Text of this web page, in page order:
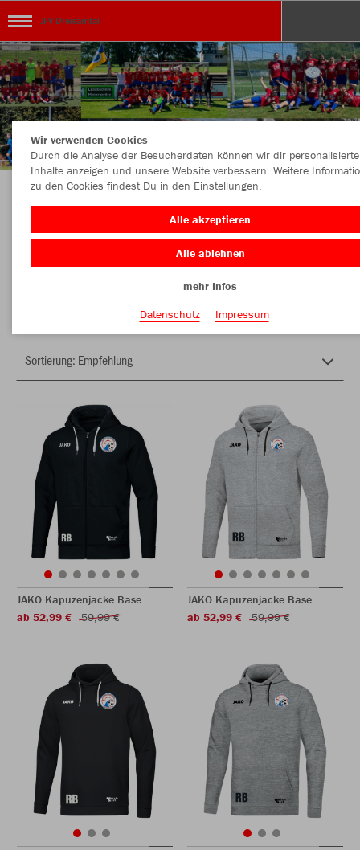
JFV Dreisamtal
Herzlich Willkommen im Teamshop JFV
Dreisamtal
JAKO Kapuzenjacke Base
ab 52,99 €
59,99 €
JAKO Kapuzenjacke Base
ab 52,99 €
59,99 €
Wir verwenden Cookies
Durch die Analyse der Besucherdaten können wir dir personalisierte
Inhalte anzeigen und unsere Website verbessern. Weitere
zu den Cookies findest Du in den Einstellungen.
Alle akzeptieren
Alle ablehnen
mehr Infos
Datenschutz
Impressum